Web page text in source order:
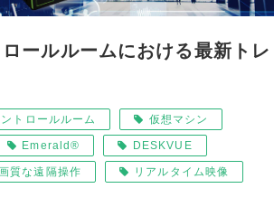
ールルームにおける最新トレ
ントロールルーム 仮想マシン
Emerald® DESKVUE
質な遠隔操作 リアルタイム映像